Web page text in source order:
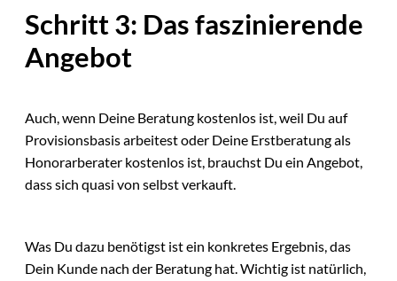
Schritt 3: Das faszinierende
Angebot
Auch, wenn Deine Beratung kostenlos ist, weil Du auf
Provisionsbasis arbeitest oder Deine Erstberatung als
Honorarberater kostenlos ist, brauchst Du ein Angebot,
dass sich quasi von selbst verkauft.
Was Du dazu benötigst ist ein konkretes Ergebnis, das
Dein Kunde nach der Beratung hat. Wichtig ist natürlich,